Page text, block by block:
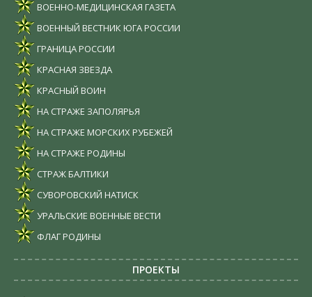
ВОЕННО-МЕДИЦИНСКАЯ ГАЗЕТА
ВОЕННЫЙ ВЕСТНИК ЮГА РОССИИ
ГРАНИЦА РОССИИ
КРАСНАЯ ЗВЕЗДА
КРАСНЫЙ ВОИН
НА СТРАЖЕ ЗАПОЛЯРЬЯ
НА СТРАЖЕ МОРСКИХ РУБЕЖЕЙ
НА СТРАЖЕ РОДИНЫ
СТРАЖ БАЛТИКИ
СУВОРОВСКИЙ НАТИСК
УРАЛЬСКИЕ ВОЕННЫЕ ВЕСТИ
ФЛАГ РОДИНЫ
ПРОЕКТЫ